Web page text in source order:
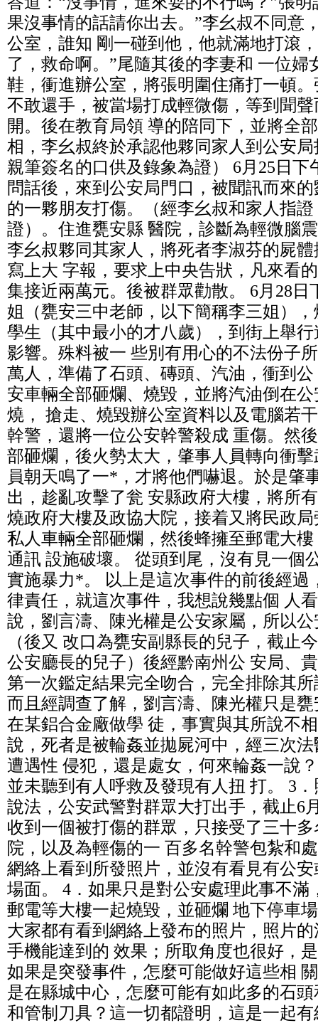
果沒事情的話請你出去。”李幺叔不同意
公室，誰知 剛一碰到他，他就滿地打滾
了，救命啊。”尾隨其後的李妻和 一位婦
鞋，衝進辦公室，將張明圍住痛打一頓
不敢還手，被當場打成輕微傷，等到聞
開。後在教育局領 導的陪同下，並將全
相，李幺叔終於承認他夥同家人到公安
親筆簽名的口供及錄象為證） 6月25日下
問話後，來到公安局門口，被聞訊而來
的一夥朋友打傷。（經李幺叔和家人指
證）。住進甕安縣 醫院，診斷為輕微腦
李幺叔夥同其家人，將死者李淑芬的屍
寫上大 字報，要求上中央告狀，凡來看
集接近兩萬元。後被群眾勸散。 6月28日
姐（甕安三中老師，以下簡稱李三姐）
學生（其中最小的才八歲），到街上舉
影響。殊料被一 些別有用心的不法份子
萬人，準備了石頭、磚頭、汽油，衝到
安車輛全部砸爛、燒毀，並將汽油倒在
燒， 搶走、燒毀辦公室資料以及電腦若
幹警，還將一位公安幹警殺成 重傷。然
部砸爛，後火勢太大，肇事人員轉向衝
員朝天鳴了一*，才將他們嚇退。於是肇
出，趁亂攻擊了瓮 安縣政府大樓，將所
燒政府大樓及政協大院，接着又將民政
私人車輛全部砸爛，然後蜂擁至郵電大
通訊 設施破壞。 從頭到尾，沒有見一個
實施暴力*。 以上是這次事件的前後經過
律責任，就這次事件，我想說幾點個 人
說，劉言濤、陳光權是公安家屬，所以
（後又 改口為甕安副縣長的兒子，截止
公安廳長的兒子）後經黔南州公 安局、
第一次鑑定結果完全吻合，完全排除其
而且經調查了解，劉言濤、陳光權只是
在某鋁合金廠做學 徒，事實與其所說不
說，死者是被輪姦並拋屍河中，經三次
遭遇性 侵犯，還是處女，何來輪姦一說
並未聽到有人呼救及發現有人扭 打。 3
說法，公安武警對群眾大打出手，截止6
收到一個被打傷的群眾，只接受了三十
院，以及為輕傷的一 百多名幹警包紮和
網絡上看到所發照片，並沒有看見有公
場面。 4．如果只是對公安處理此事不滿
郵電等大樓一起燒毀，並砸爛 地下停車
大家都有看到網絡上發布的照片，照片
手機能達到的 效果；所取角度也很好，
如果是突發事件，怎麼可能做好這些相
是在縣城中心，怎麼可能有如此多的石
和管制刀具？這一切都證明，這是一起